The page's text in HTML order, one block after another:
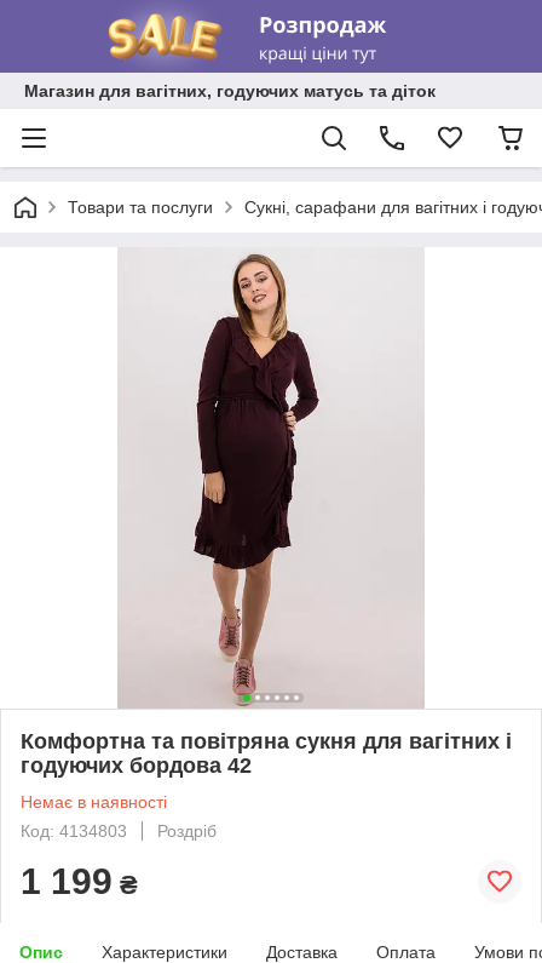
Магазин для вагітних, годуючих матусь та діток
Товари та послуги Сукні, сарафани для вагітних і
Комфортна та повітряна сукня для вагітних і
годуючих бордова 42
Немає в наявності
Код: 4134803
Роздріб
1 199 ₴
Опис Характеристики Доставка Оплата Умови